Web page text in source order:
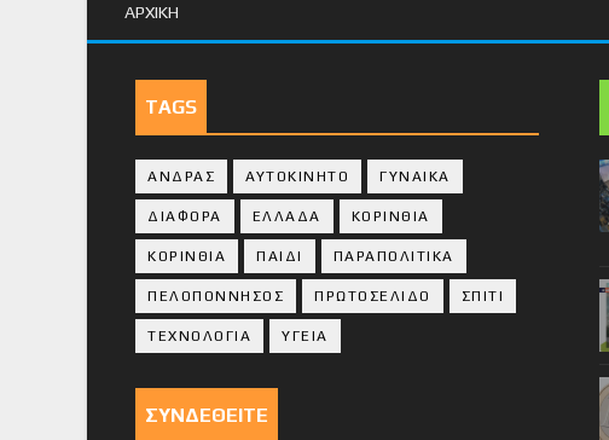
ΑΡΧΙΚΗ
TAGS
ΑΝΔΡΑΣ ΑΥΤΟΚΙΝΗΤΟ ΓΥΝΑΙΚΑ
ΔΙΑΦΟΡΑ ΕΛΛΑΔΑ ΚΟΡΙΝΘΙΑ
ΚΟΡΙΝΘΙA ΠΑΙΔΙ ΠΑΡΑΠΟΛΙΤΙΚΑ
ΠΕΛΟΠΟΝΝΗΣΟΣ ΠΡΩΤΟΣΕΛΙΔΟ ΣΠΙΤΙ
ΤΕΧΝΟΛΟΓΙΑ ΥΓΕΙΑ
ΣΥΝΔΕΘΕΙΤΕ